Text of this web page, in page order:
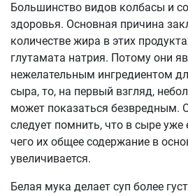
Большинство видов колбасы и
здоровья. Основная причина
количестве жира в этих
глутамата натрия. Потому они
нежелательным ингредиентом
сыра, то, на первый взгляд,
может показаться безвредным.
следует помнить, что в сыре уже
чего их общее содержание в
увеличивается.
Белая мука делает суп более